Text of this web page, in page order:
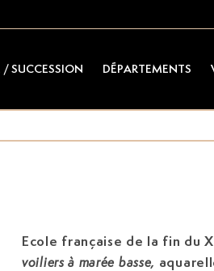
/ SUCCESSION DÉPARTEMENTS
Ecole française de la fin du
voiliers à marée basse,